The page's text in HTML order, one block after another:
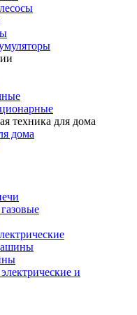
техника для дома
дома
и